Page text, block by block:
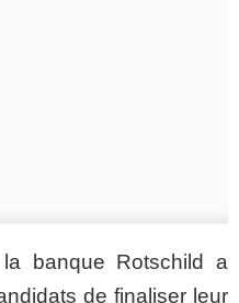
banque Rotschild a
de finaliser leur